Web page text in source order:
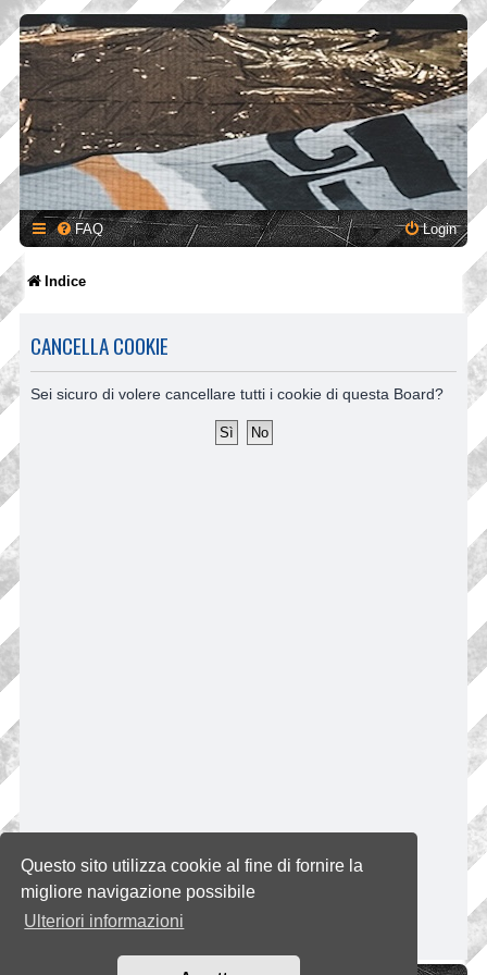
Questo sito utilizza cookie al fine di fornire la
migliore navigazione possibile
Ulteriori informazioni
FAQ Login
Indice
CANCELLA COOKIE
Sei sicuro di volere cancellare tutti i cookie di questa Board?